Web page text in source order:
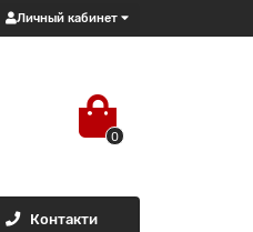
Личный кабинет
0
Контакти